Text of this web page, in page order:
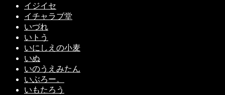
イジイセ
イチャラブ堂
いづれ
いトう
いにしえの小麦
いぬ
いのうえみたん
いぶろー。
いもたろう